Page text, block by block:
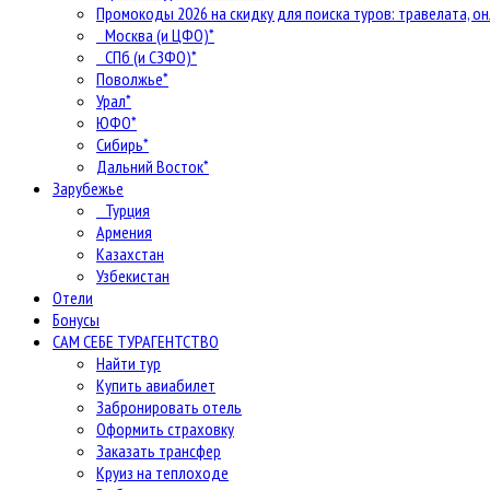
Промокоды 2026 на скидку для поиска туров: травелата,
Москва (и ЦФО)*
СПб (и СЗФО)*
Поволжье*
Урал*
ЮФО*
Сибирь*
Дальний Восток*
Зарубежье
Турция
Армения
Казахстан
Узбекистан
Отели
Бонусы
САМ СЕБЕ ТУРАГЕНТСТВО
Найти тур
Купить авиабилет
Забронировать отель
Оформить страховку
Заказать трансфер
Круиз на теплоходе